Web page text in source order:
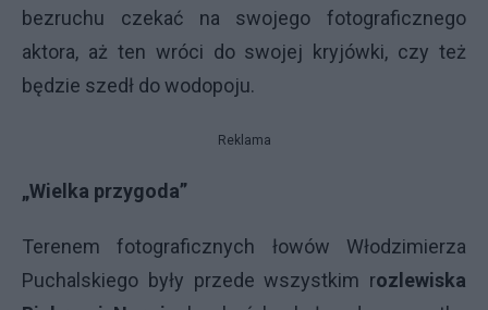
bezruchu czekać na swojego fotograficznego
aktora, aż ten wróci do swojej kryjówki, czy też
będzie szedł do wodopoju.
Reklama
„Wielka przygoda”
Terenem fotograficznych łowów Włodzimierza
Puchalskiego były przede wszystkim rozlewiska